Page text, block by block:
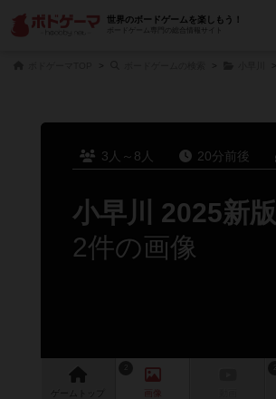
世界のボードゲームを楽しもう！
ボードゲーム専門の総合情報サイト
3人～8人 20分前後
小早川 2025新版
2件の画像
ゲーム 画像